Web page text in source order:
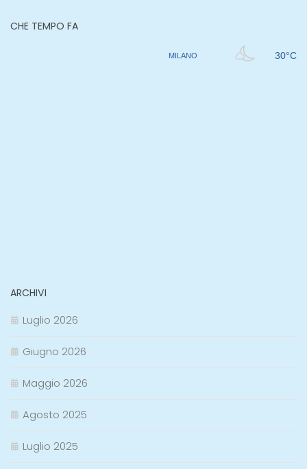
CHE TEMPO FA
ARCHIVI
Luglio 2026
Giugno 2026
Maggio 2026
Agosto 2025
Luglio 2025